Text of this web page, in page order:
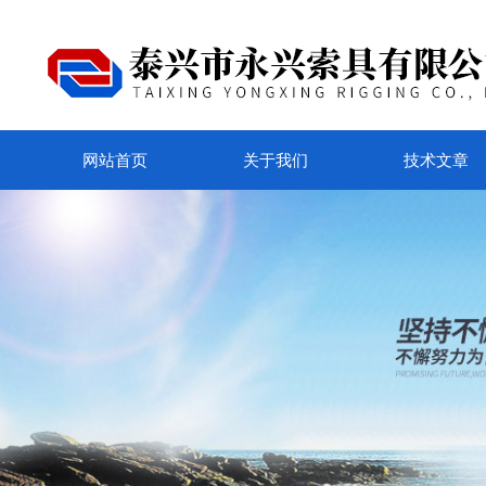
网站首页 关于我们 技术文章